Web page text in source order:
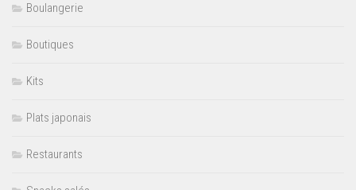
Boulangerie
Boutiques
Kits
Plats japonais
Restaurants